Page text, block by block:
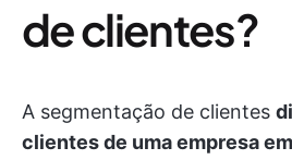
de clientes?
A segmentação de clientes
clientes de uma empresa